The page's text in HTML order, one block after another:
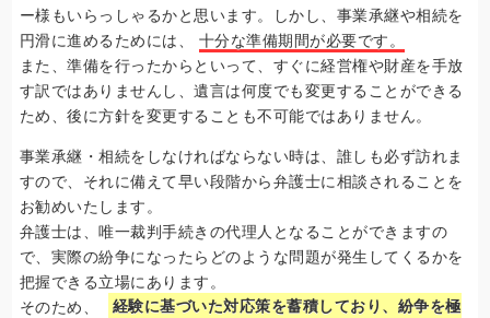
ー様もいらっしゃるかと思います。しかし、事業承継や相続を
円滑に進めるためには、 十分な準備期間が必要です。
また、準備を行ったからといって、すぐに経営権や財産を手放
す訳ではありませんし、遺言は何度でも変更することができる
ため、後に方針を変更することも不可能ではありません。
事業承継・相続をしなければならない時は、誰しも必ず訪れま
すので、それに備えて早い段階から弁護士に相談されることを
お勧めいたします。
弁護士は、唯一裁判手続きの代理人となることができますの
で、実際の紛争になったらどのような問題が発生してくるかを
把握できる立場にあります。
そのため、
経験に基づいた対応策を蓄積しており、紛争を極